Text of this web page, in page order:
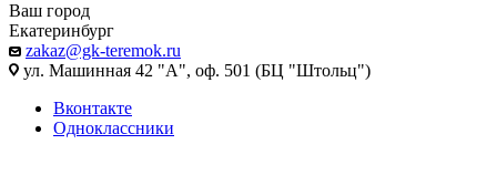
Ваш город
Екатеринбург
zakaz@gk-teremok.ru
ул. Машинная 42 "А", оф. 501 (БЦ "Штольц")
Вконтакте
Одноклассники